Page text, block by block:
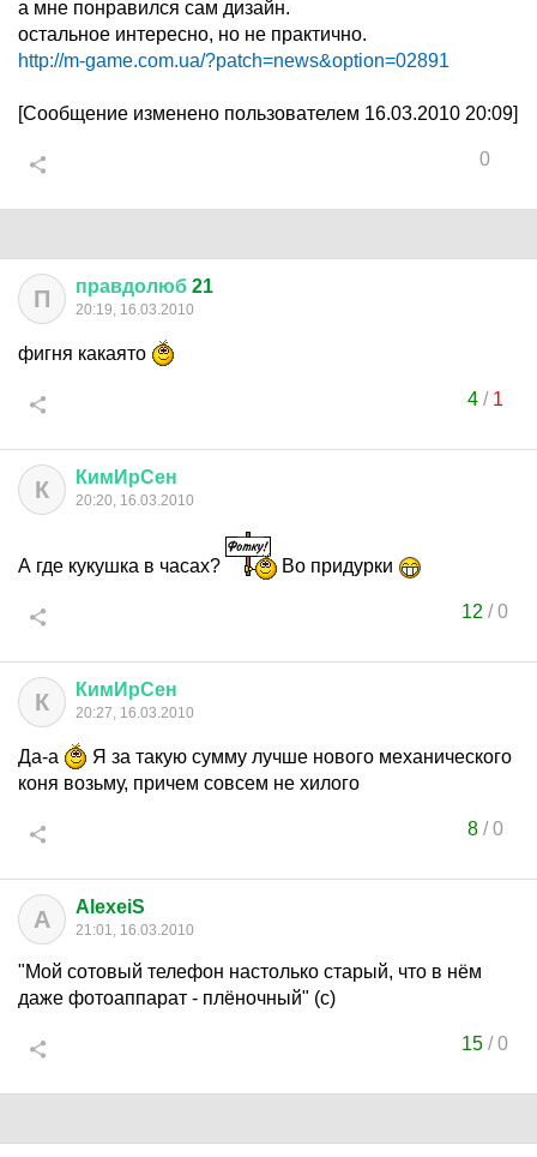
а мне понравился сам дизайн.
остальное интересно, но не практично.
http://m-game.com.ua/?patch=news&option=02891
[Сообщение изменено пользователем 16.03.2010 20:09]
0
П правдолюб 21
20:19, 16.03.2010
фигня какаято
4/ 1
К КимИрСен
20:20, 16.03.2010
А где кукушка в часах? Во придурки
12 /0
К КимИрСен
20:27, 16.03.2010
Да-а
Я за такую сумму лучше нового механического
коня возьму, причем совсем не хилого
8/0
A AlexeiS
21:01, 16.03.2010
"Мой сотовый телефон настолько старый, что в нём
даже фотоаппарат - плёночный" (с)
15 /0